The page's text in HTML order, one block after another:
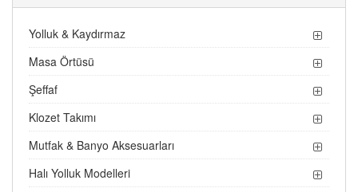
Yolluk & Kaydırmaz
Masa Örtüsü
Şeffaf
Klozet Takımı
Mutfak & Banyo Aksesuarları
Halı Yolluk Modelleri